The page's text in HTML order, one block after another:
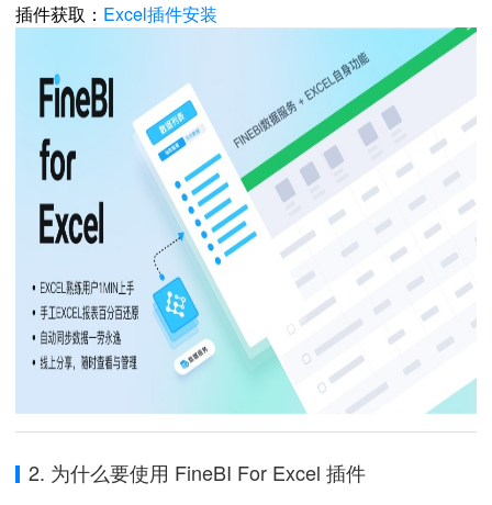
插件获取： Excel插件安装
2. 为什么要使用 FineBI For Excel 插件